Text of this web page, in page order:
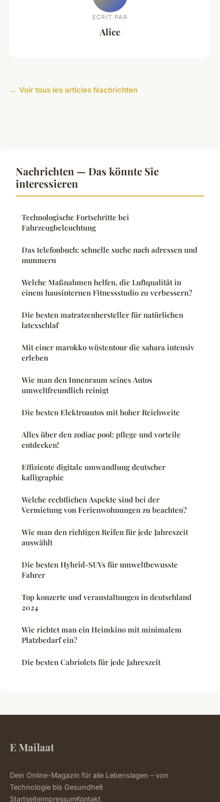
ECRIT PAR
Alice
← Voir tous les articles Nachrichten
Nachrichten — Das könnte Sie
interessieren
Technologische Fortschritte bei
Fahrzeugbeleuchtung
Das telefonbuch: schnelle suche nach adressen und
nummern
Welche Maßnahmen helfen, die Luftqualität in
einem hausinternen Fitnessstudio zu verbessern?
Die besten matratzenhersteller für natürlichen
latexschlaf
Mit einer marokko wüstentour die sahara intensiv
erleben
Wie man den Innenraum seines Autos
umweltfreundlich reinigt
Die besten Elektroautos mit hoher Reichweite
Alles über den zodiac pool: pflege und vorteile
entdecken!
Effiziente digitale umwandlung deutscher
kalligraphie
Welche rechtlichen Aspekte sind bei der
Vermietung von Ferienwohnungen zu beachten?
Wie man den richtigen Reifen für jede Jahreszeit
auswählt
Die besten Hybrid-SUVs für umweltbewusste
Fahrer
Top konzerte und veranstaltungen in deutschland
2024
Wie richtet man ein Heimkino mit minimalem
Platzbedarf ein?
Die besten Cabriolets für jede Jahreszeit
E Mailaat
Dein Online-Magazin für alle Lebenslagen – von
Technologie bis Gesundheit
StartseiteImpressumKontakt